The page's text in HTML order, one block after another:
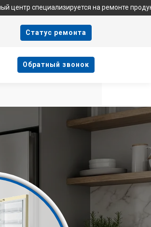
на ремонте продукции
Cтатус ремонта
Oбратный звонок